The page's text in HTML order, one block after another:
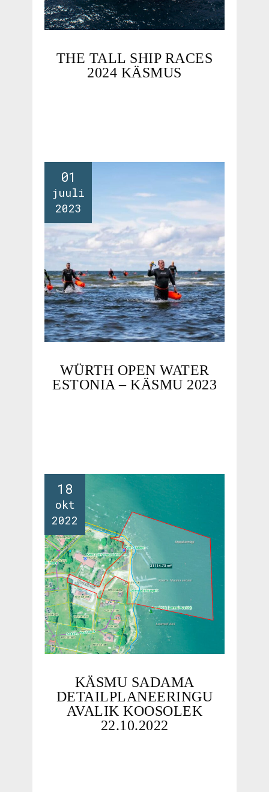
THE TALL SHIP RACES
2024 KÄSMUS
01
juuli
2023
WÜRTH OPEN WATER
ESTONIA – KÄSMU 2023
18
okt
2022
KÄSMU SADAMA
DETAILPLANEERINGU
AVALIK KOOSOLEK
22.10.2022